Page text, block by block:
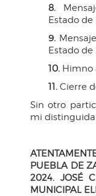
8.
Estado de
9.
Estado de
10. Himno
11. Cierre
Sin otro
mi distinguida
PUEBLA DE
2024. JOSÉ
MUNICIPAL